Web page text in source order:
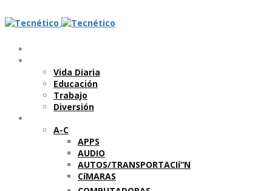
Vida Diaria
Educación
Trabajo
Diversión
A-C
APPS
AUDIO
AUTOS/TRANSPORTACIí“N
CíMARAS